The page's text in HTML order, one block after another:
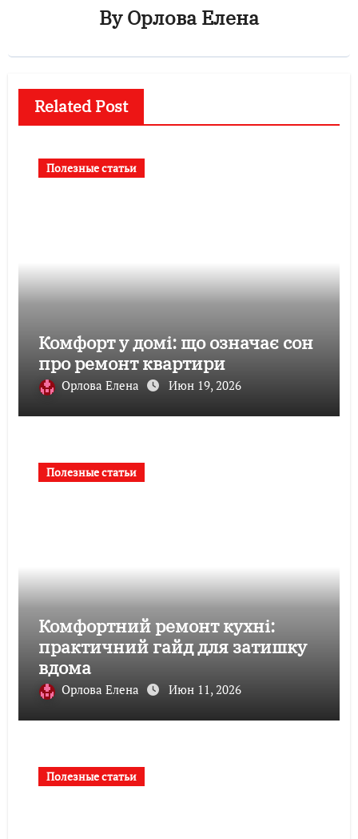
ByОрлова Елена
Related Post
Полезные статьи
Комфорт у домі: що означає сон
про ремонт квартири
Орлова Елена Июн 19, 2026
Полезные статьи
Комфортний ремонт кухні:
практичний гайд для затишку
вдома
Орлова Елена Июн 11, 2026
Полезные статьи